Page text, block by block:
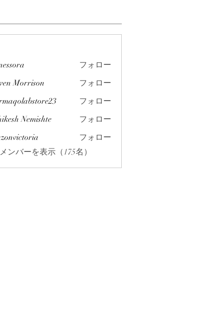
フォロー
Morrison
フォロー
フォロー
Nemishte
フォロー
フォロー
ンバーを表示（175名）